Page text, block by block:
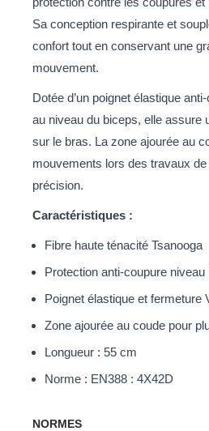
Sa conception respirante et
confort tout en conservant une
mouvement.
Dotée d’un poignet élastique
au niveau du biceps, elle assure
sur le bras. La zone ajourée au
mouvements lors des travaux
précision.
Caractéristiques :
Fibre haute ténacité Tsanooga
Protection anti-coupure niveau
Poignet élastique et fermeture
Zone ajourée au coude pour
Longueur : 55 cm
Norme : EN388 : 4X42D
NORMES